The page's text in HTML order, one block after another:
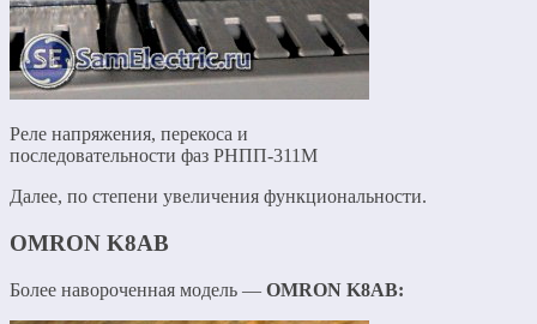
Реле напряжения, перекоса и
последовательности фаз РНПП-311М
Далее, по степени увеличения функциональности.
OMRON K8AB
Более навороченная модель — OMRON K8AB: